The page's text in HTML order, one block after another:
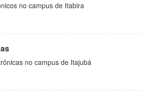
no campus de Itabira
no campus de Itajubá